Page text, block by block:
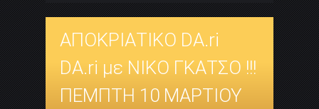
ΑΠΟΚΡΙΑΤΙΚΟ DA.ri
DA.ri με ΝΙΚΟ ΓΚΑΤΣΟ !!!
ΠΕΜΠΤΗ 10 ΜΑΡΤΙΟΥ